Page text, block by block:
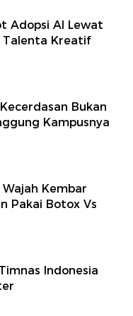
Adopsi AI Lewat
Talenta Kreatif
Bukan
Kampusnya
Kembar
Pakai Botox Vs
Indonesia